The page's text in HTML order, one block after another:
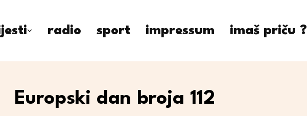
radio sport impressum imaš priču ?
Europski dan broja 112